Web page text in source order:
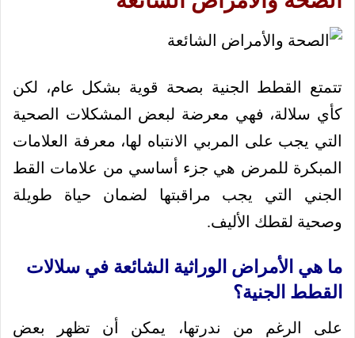
تتمتع القطط الجنية بصحة قوية بشكل عام، لكن
كأي سلالة، فهي معرضة لبعض المشكلات الصحية
التي يجب على المربي الانتباه لها، معرفة العلامات
المبكرة للمرض هي جزء أساسي من علامات القط
الجني التي يجب مراقبتها لضمان حياة طويلة
وصحية لقطك الأليف.
ما هي الأمراض الوراثية الشائعة في سلالات
القطط الجنية؟
على الرغم من ندرتها، يمكن أن تظهر بعض